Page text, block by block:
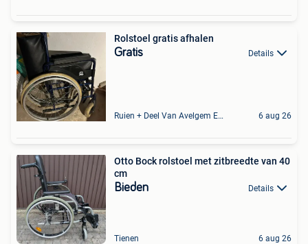
Rolstoel gratis afhalen
Gratis Details
Ruien + Deel Van Avelgem En Waarmaarde 6 aug 26
Otto Bock rolstoel met zitbreedte van 40
cm
Bieden Details
Tienen 6 aug 26